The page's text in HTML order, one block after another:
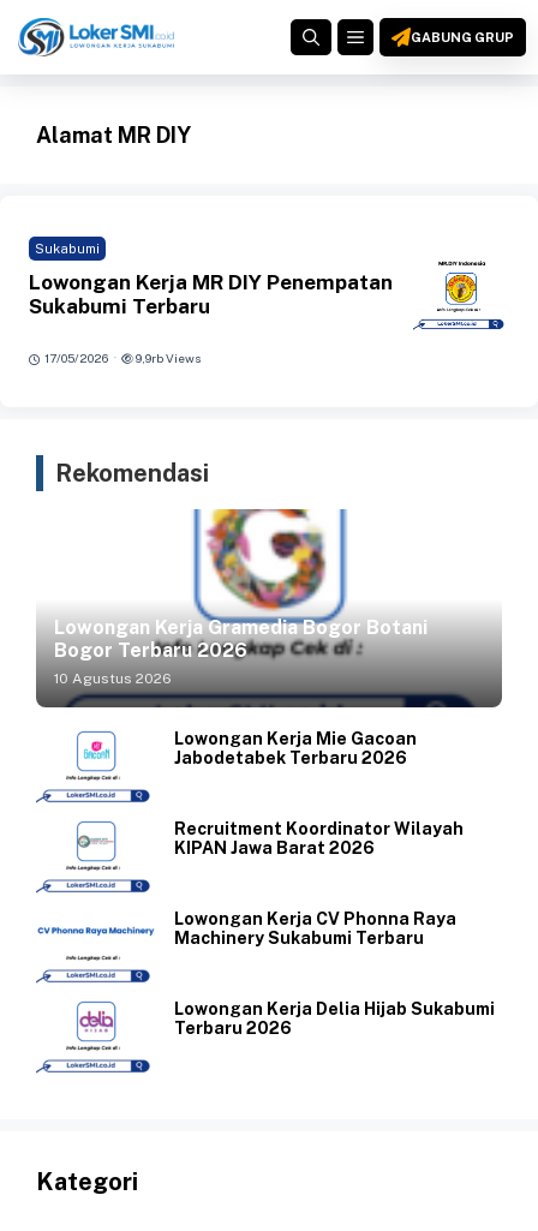
ke
MENUGABUNG GRUP
Alamat MR DIY
Sukabumi
Lowongan Kerja MR DIY Penempatan
Sukabumi Terbaru
17/05/2026 · 9,9rb Views
Rekomendasi
Lowongan Kerja Gramedia Bogor Botani
Bogor Terbaru 2026
10 Agustus 2026
Lowongan Kerja Mie Gacoan
Jabodetabek Terbaru 2026
Recruitment Koordinator Wilayah
KIPAN Jawa Barat 2026
Lowongan Kerja CV Phonna Raya
Machinery Sukabumi Terbaru
Lowongan Kerja Delia Hijab Sukabumi
Terbaru 2026
Kategori